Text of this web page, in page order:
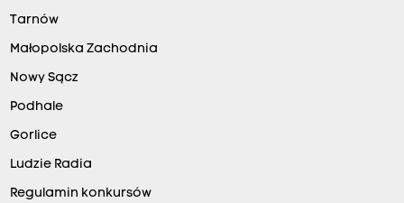
Tarnów
Małopolska Zachodnia
Nowy Sącz
Podhale
Gorlice
Ludzie Radia
Regulamin konkursów